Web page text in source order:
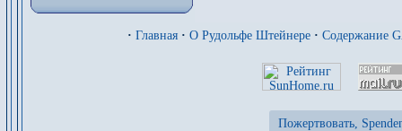
· Главная · О Рудольфе Штейнере · Содержание
Пожертвовать,